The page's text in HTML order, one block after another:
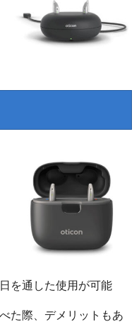
を通した使用が可能
た際、デメリットもあ